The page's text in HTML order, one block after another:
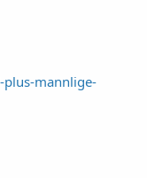
mannlige-